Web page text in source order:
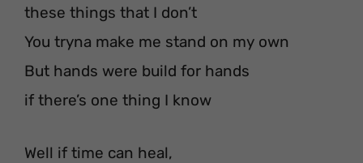
these things that I don’t
You tryna make me stand on my own
But hands were build for hands
if there’s one thing I know
Well if time can heal,